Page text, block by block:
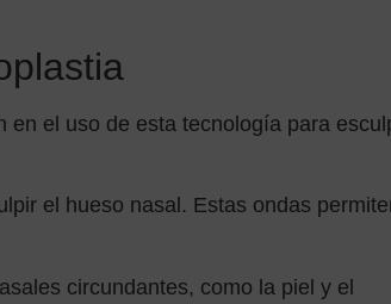
en el uso de esta tecnología para
el hueso nasal. Estas ondas
circundantes, como la piel y el